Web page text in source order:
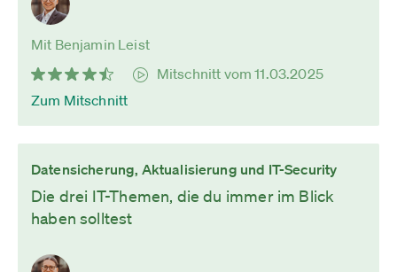
Mit Benjamin Leist
Mitschnitt vom 11.03.2025
Zum Mitschnitt
Datensicherung, Aktualisierung und IT-Security
Die drei IT-Themen, die du immer im Blick
haben solltest